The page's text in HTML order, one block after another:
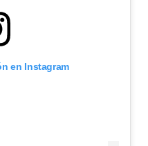
en Instagram